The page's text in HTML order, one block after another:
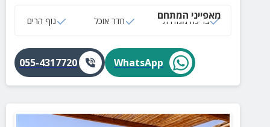
מאפייני המתחם
בריכה מגודרת חדר אוכל נוף הרים
WhatsApp
055-4317720